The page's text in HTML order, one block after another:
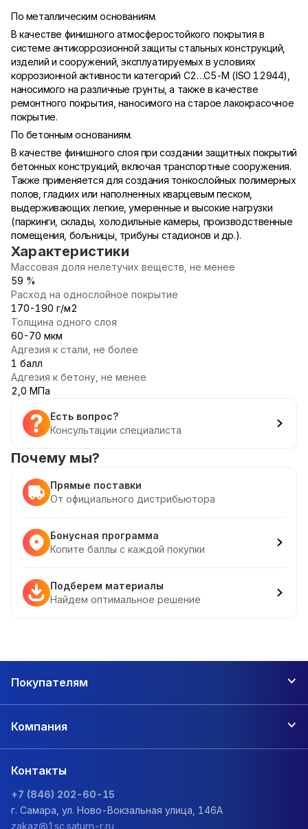
По металлическим основаниям.
В качестве финишного атмосферостойкого покрытия в
системе антикоррозионной защиты стальных конструкций,
изделий и сооружений, эксплуатируемых в условиях
коррозионной активности категорий С2…С5-М (ISO 12944),
наносимого на различные грунты, а также в качестве
ремонтного покрытия, наносимого на старое лакокрасочное
покрытие.
По бетонным основаниям.
В качестве финишного слоя при создании защитных покрытий
бетонных конструкций, включая транспортные сооружения.
Также применяется для создания тонкослойных полимерных
полов, гладких или наполненных кварцевым песком,
выдерживающих легкие, умеренные и высокие нагрузки
(паркинги, склады, холодильные камеры, производственные
помещения, больницы, трибуны стадионов и др.).
Характеристики
Массовая доля нелетучих веществ, не менее
59 %
Расход на однослойное покрытие
170-190 г/м2
Толщина одного слоя
60-70 мкм
Адгезия к стали, не более
1 балл
Адгезия к бетону, не менее
2,0 МПа
Есть вопрос?
Консультации специалиста
Почему мы?
Прямые поставки
От официального дистрибьютора
Бонусная программа
Копите баллы с каждой покупки
Подберем материалы
Найдем оптимальное решение
Покупателям
Компания
Контакты
+7 (846) 202-60-15
г. Самара, ул. Ново-Вокзальная улица, 146А
zakaz@1sc.saturn-r.ru